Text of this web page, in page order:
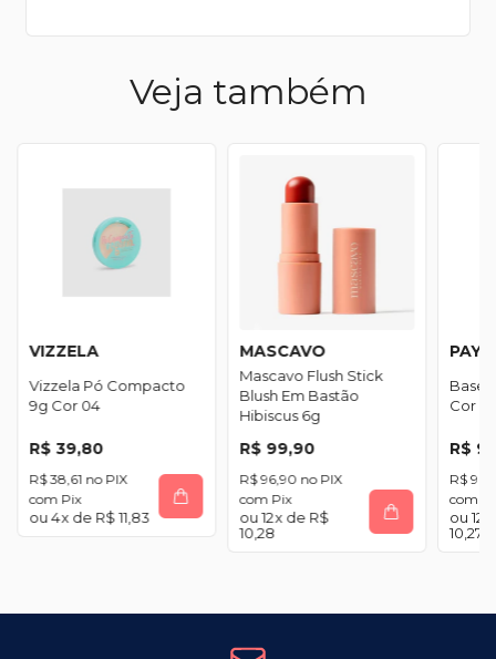
Veja também
VIZZELA
Vizzela Pó Compacto
9g Cor 04
R$ 39,80
R$ 38,61
com Pix
4x de R$ 11,83
MASCAVO
Mascavo Flush Stick
Blush Em Bastão
Hibiscus 6g
R$ 99,90
R$ 96,90
com Pix
12x de R$
10,28
Base
Cor
R$
R$
com
12
10,27